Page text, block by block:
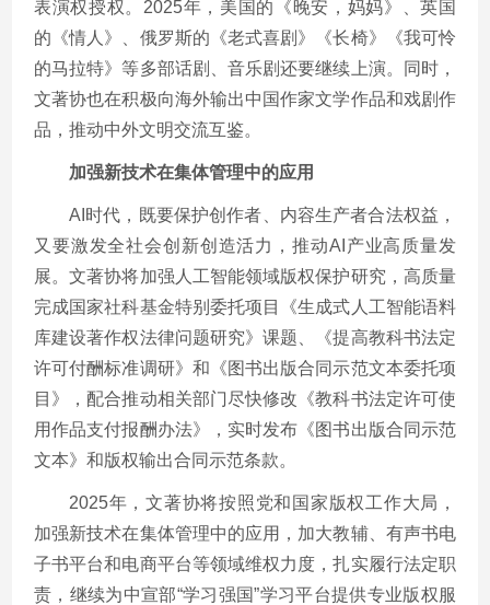
表演权授权。2025年，美国的《晚安，妈妈》、英国
的《情人》、俄罗斯的《老式喜剧》《长椅》《我可怜
的马拉特》等多部话剧、音乐剧还要继续上演。同时，
文著协也在积极向海外输出中国作家文学作品和戏剧作
品，推动中外文明交流互鉴。
加强新技术在集体管理中的应用
AI时代，既要保护创作者、内容生产者合法权益，
又要激发全社会创新创造活力，推动AI产业高质量发
展。文著协将加强人工智能领域版权保护研究，高质量
完成国家社科基金特别委托项目《生成式人工智能语料
库建设著作权法律问题研究》课题、《提高教科书法定
许可付酬标准调研》和《图书出版合同示范文本委托项
目》，配合推动相关部门尽快修改《教科书法定许可使
用作品支付报酬办法》，实时发布《图书出版合同示范
文本》和版权输出合同示范条款。
2025年，文著协将按照党和国家版权工作大局，
加强新技术在集体管理中的应用，加大教辅、有声书电
子书平台和电商平台等领域维权力度，扎实履行法定职
责，继续为中宣部“学习强国”学习平台提供专业版权服